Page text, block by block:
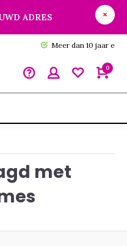
ADRES
0
met